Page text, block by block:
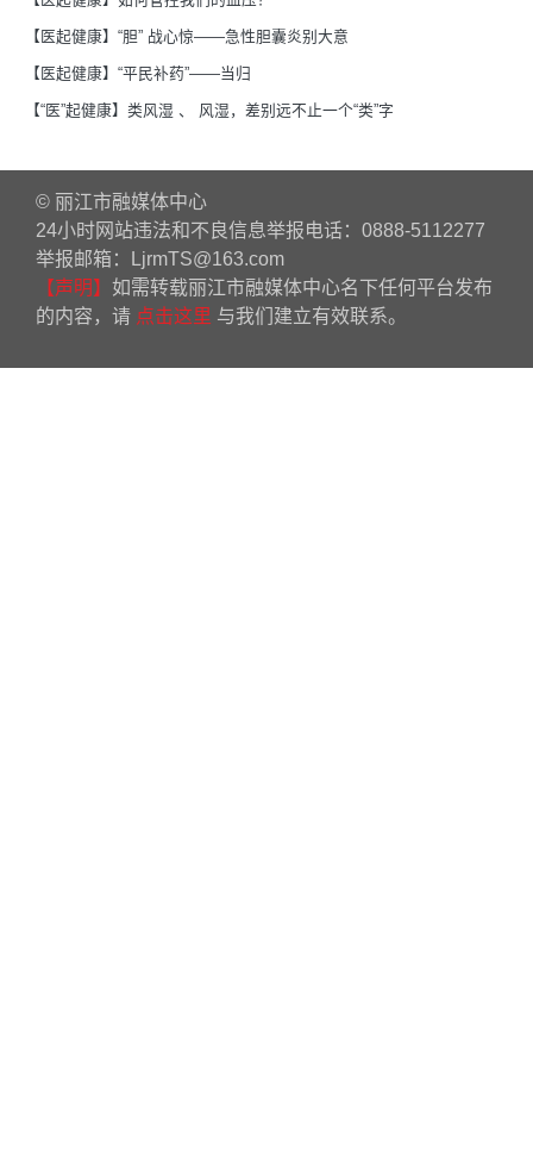
【医起健康】“胆” 战心惊——急性胆囊炎别大意
【医起健康】“平民补药”——当归
【“医”起健康】类风湿 、 风湿，差别远不止一个“类”字
© 丽江市融媒体中心
24小时网站违法和不良信息举报电话：0888-5112277
举报邮箱：LjrmTS@163.com
【声明】 如需转载丽江市融媒体中心名下任何平台发布
的内容，请 点击这里 与我们建立有效联系。